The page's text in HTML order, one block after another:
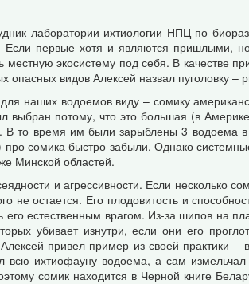
лаборатории ихтиологии НПЦ по
первые хотя и являются пришлыми,
экосистему под себя. В качестве
видов Алексей назвал пуголовку –
наших водоемов виду – сомику
потому, что это большая (в
В то время им были зарыблены 3 водоема
сомика быстро забыли. Однако
Минской областей.
и агрессивности. Если несколько
остается. Его плодовитость и
естественным врагом. Из-за шипов на
убивает изнутри, если они его
привел пример из своей практики
всю ихтиофауну водоема, а сам
сомик находится в Черной книге